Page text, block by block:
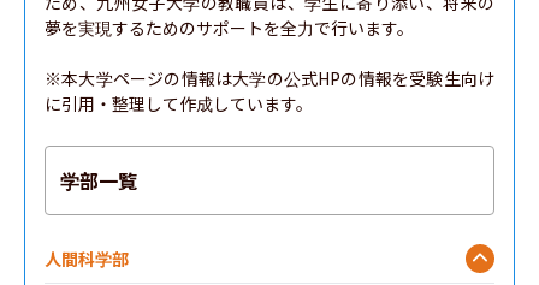
夢を実現するためのサポートを全力で行います。
※本大学ページの情報は大学の公式HPの情報を受験生向け
に引用・整理して作成しています。
学部一覧
人間科学部